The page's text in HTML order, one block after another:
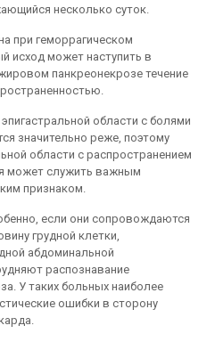
несколько суток.
при геморрагическом
исход может наступить в
панкреонекрозе течение
области с болями
значительно реже, поэтому
области с распространением
может служить важным
признаком.
если они сопровождаются
грудной клетки,
абдоминальной
распознавание
У таких больных наиболее
ошибки в сторону